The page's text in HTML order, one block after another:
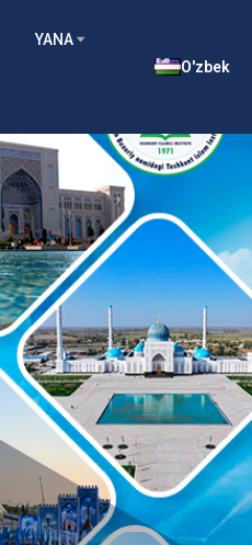
YANA
O'zbek